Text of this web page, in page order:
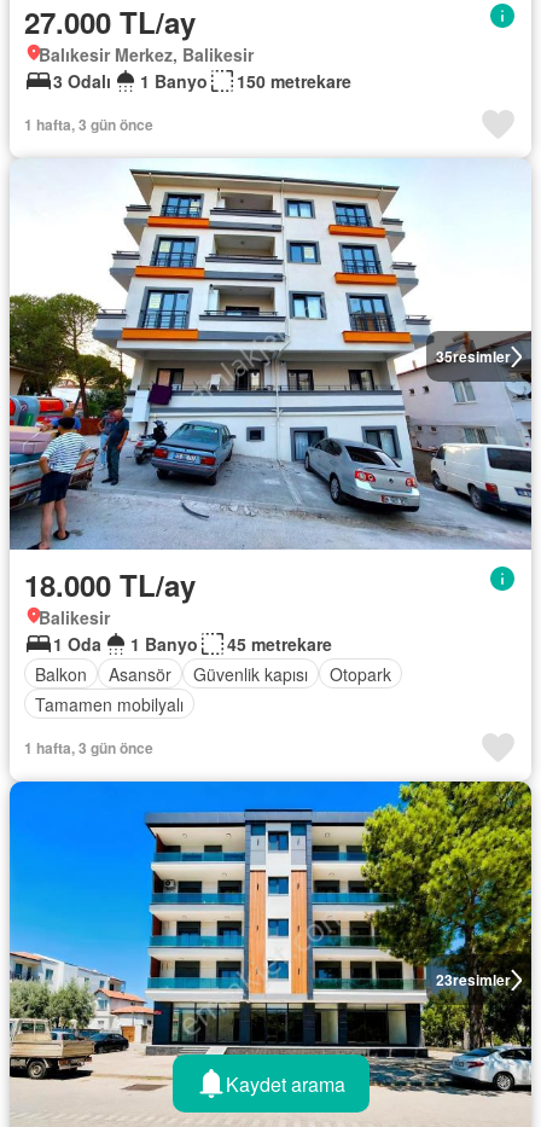
27.000 TL/ay
Balıkesir Merkez, Balikesir
3 Odalı
1 Banyo 150 metrekare
1 hafta, 3 gün önce
35resimler
18.000 TL/ay
Balikesir
1 Oda
1 Banyo
45 metrekare
Balkon
Asansör Güvenlik kapısı
Otopark
Tamamen mobilyalı
1 hafta, 3 gün önce
23resimler
Kaydet arama